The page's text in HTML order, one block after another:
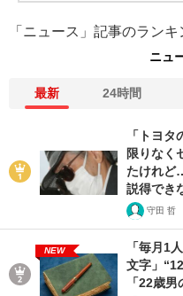
「ニュース」記事のランキ
ニュ
最新 24時間
「トヨ
限りなく
たけれど
説得でき
守田 哲
NEW
「毎月1
文字」
「22歳